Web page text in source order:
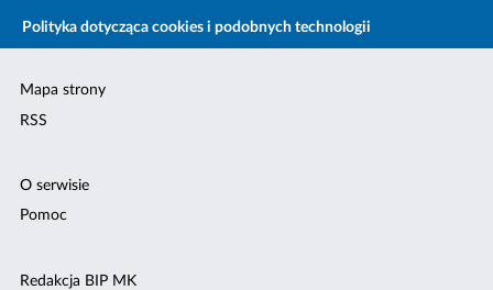
Polityka dotycząca cookies i podobnych technologii
Mapa strony
RSS
O serwisie
Pomoc
Redakcja BIP MK